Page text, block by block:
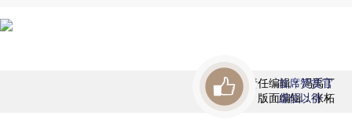
责任编辑：冯禹丁
版面编辑：张柘
首席赞赏官
虚位以待